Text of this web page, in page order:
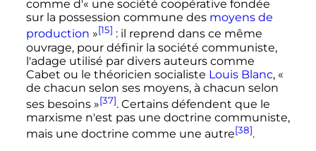
comme d'« une société coopérative fondée
sur la possession commune des moyens de
production »[15] : il reprend dans ce même
ouvrage, pour définir la société communiste,
l'adage utilisé par divers auteurs comme
Cabet ou le théoricien socialiste Louis Blanc, «
de chacun selon ses moyens, à chacun selon
ses besoins »[37]. Certains défendent que le
marxisme n'est pas une doctrine communiste,
mais une doctrine comme une autre[38].